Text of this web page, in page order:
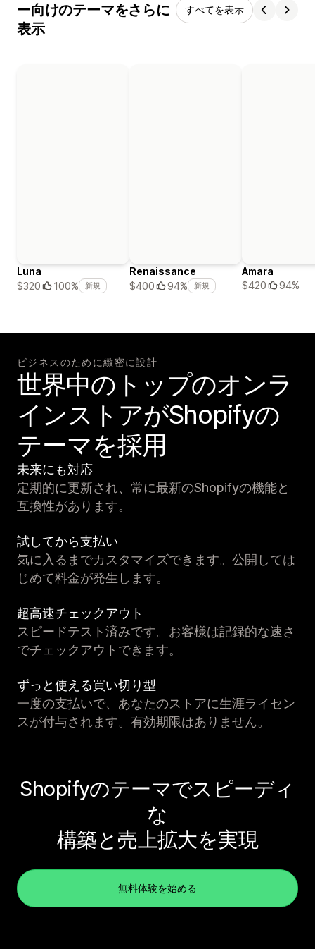
ー向けのテーマをさらに
表示
すべてを表示
Luna
$320
100% 新規
Renaissance
$400
94% 新規
Amara
$420
94%
ビジネスのために緻密に設計
世界中のトップのオンラ
インストアがShopifyの
テーマを採用
未来にも対応
定期的に更新され、常に最新のShopifyの機能と
互換性があります。
試してから支払い
気に入るまでカスタマイズできます。公開しては
じめて料金が発生します。
超高速チェックアウト
スピードテスト済みです。お客様は記録的な速さ
でチェックアウトできます。
ずっと使える買い切り型
一度の支払いで、あなたのストアに生涯ライセン
スが付与されます。有効期限はありません。
Shopifyのテーマでスピーディ
な
構築と売上拡大を実現
無料体験を始める